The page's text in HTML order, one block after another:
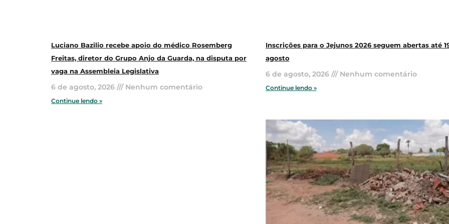
Luciano Bazilio recebe apoio do médico Rosemberg
Freitas, diretor do Grupo Anjo da Guarda, na disputa por
vaga na Assembleia Legislativa
6 de agosto, 2026 Nenhum comentário
Continue lendo »
Inscrições para o Jejunos 2026 seguem abertas até
agosto
6 de agosto, 2026 Nenhum comentário
Continue lendo »